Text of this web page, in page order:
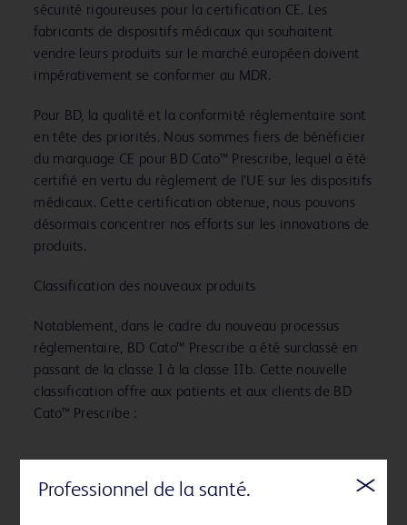
sécurité rigoureuses pour la certification CE. Les
fabricants de dispositifs médicaux qui souhaitent
vendre leurs produits sur le marché européen doivent
impérativement se conformer au MDR.
Pour BD, la qualité et la conformité réglementaire sont
en tête des priorités. Nous sommes fiers de bénéficier
du marquage CE pour BD Cato™ Prescribe, lequel a été
certifié en vertu du règlement de l’UE sur les dispositifs
médicaux. Cette certification obtenue, nous pouvons
désormais concentrer nos efforts sur les innovations de
produits.
Classification des nouveaux produits
Notablement, dans le cadre du nouveau processus
réglementaire, BD Cato™ Prescribe a été surclassé en
passant de la classe I à la classe IIb. Cette nouvelle
classification offre aux patients et aux clients de BD
Cato™ Prescribe :
L’assurance d’une conformité constante aux normes
Professionnel de la santé.